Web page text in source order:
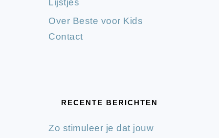
Lijstjes
Over Beste voor Kids
Contact
RECENTE BERICHTEN
Zo stimuleer je dat jouw